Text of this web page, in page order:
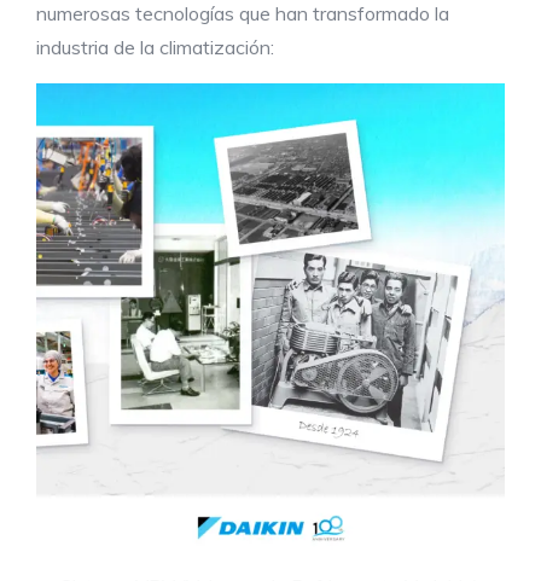
numerosas tecnologías que han transformado la
industria de la climatización: